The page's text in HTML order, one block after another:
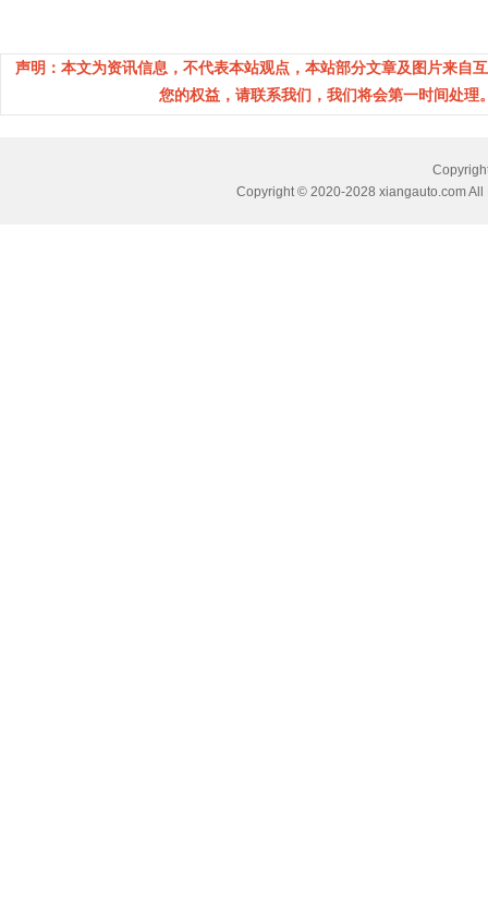
声明：本文为资讯信息，不代表本站观点，本站部分文章及图片来自
您的权益，请联系我们，我们将会第一时间处
Copyright © 2020-2028 xiangauto.com